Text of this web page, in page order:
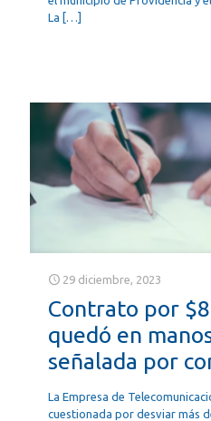
La […]
29 diciembre, 2023
Contrato por
quedó en
señalada por
La Empresa de
cuestionada por desviar más